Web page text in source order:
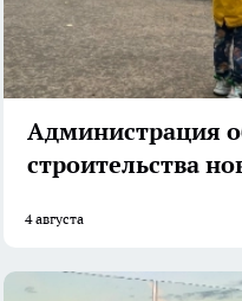
Администрация
строительства
4 августа